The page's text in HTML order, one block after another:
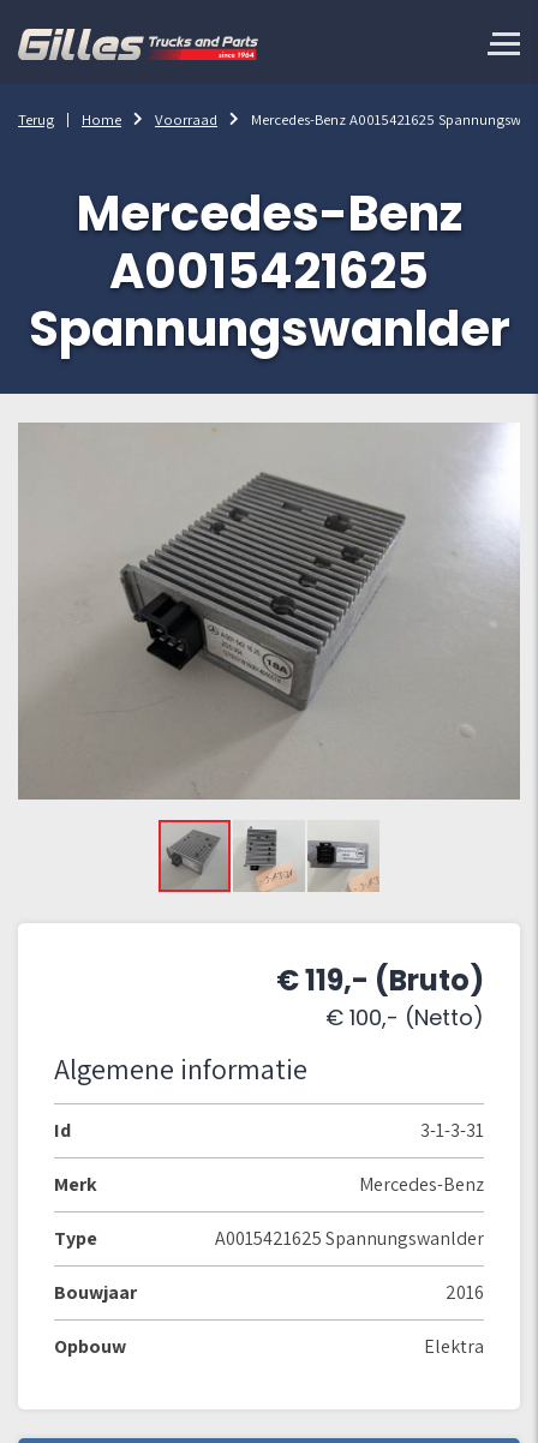
Terug Home Voorraad Mercedes-Benz A0015421625
Mercedes-Benz
A0015421625
Spannungswanlder
€ 119,- (Bruto)
€ 100,- (Netto)
Algemene informatie
Id 3-1-3-31
Merk Mercedes-Benz
Type A0015421625 Spannungswanlder
Bouwjaar 2016
Opbouw Elektra